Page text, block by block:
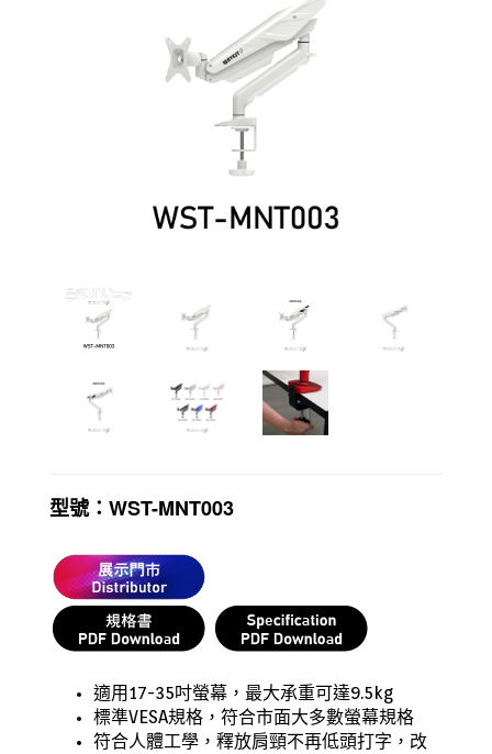
型號：WST-MNT003
適用17-35吋螢幕，最大承重可達9.5kg
標準VESA規格，符合市面大多數螢幕規格
符合人體工學，釋放肩頸不再低頭打字，改